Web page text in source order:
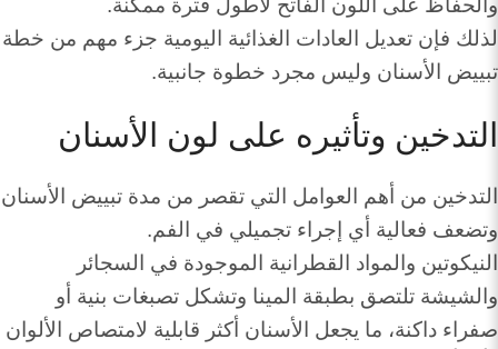
والحفاظ على اللون الفاتح لأطول فترة ممكنة.
لذلك فإن تعديل العادات الغذائية اليومية جزء مهم من خطة
تبييض الأسنان وليس مجرد خطوة جانبية.
التدخين وتأثيره على لون الأسنان
التدخين من أهم العوامل التي تقصر من مدة تبييض الأسنان
وتضعف فعالية أي إجراء تجميلي في الفم.
النيكوتين والمواد القطرانية الموجودة في السجائر
والشيشة تلتصق بطبقة المينا وتشكل تصبغات بنية أو
صفراء داكنة، ما يجعل الأسنان أكثر قابلية لامتصاص الألوان